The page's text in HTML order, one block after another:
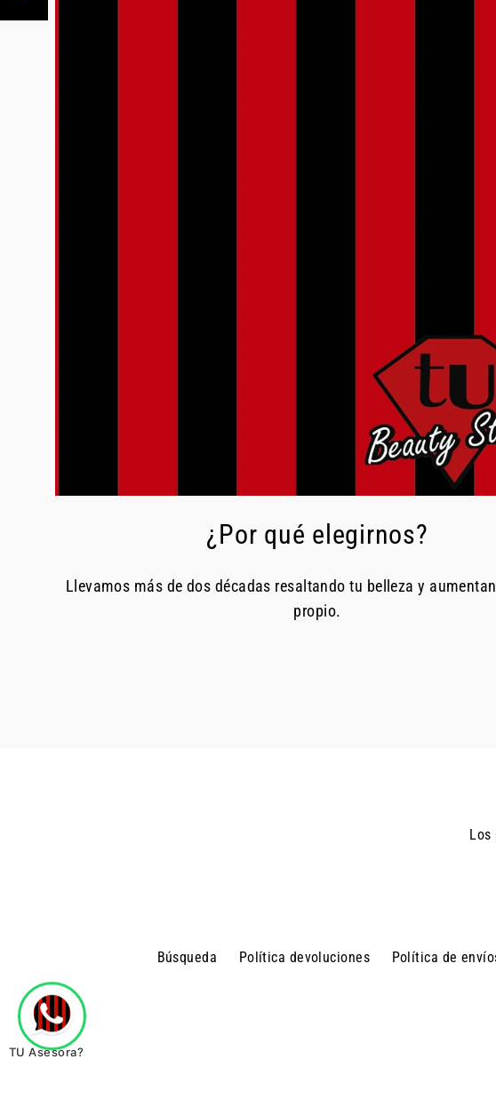
¿Por qué elegirnos?
Llevamos más de dos décadas resaltando tu belleza y
propio.
Los
Búsqueda Política devoluciones Política de
TU Asesora?